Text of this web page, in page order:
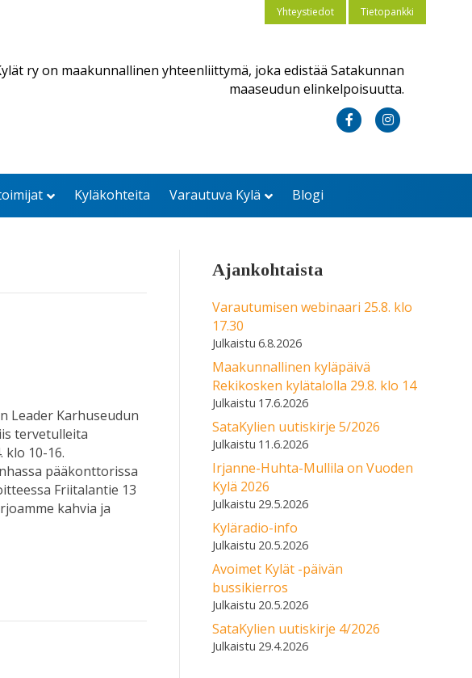
Yhteystiedot Tietopankki
ry on maakunnallinen yhteenliittymä, joka edistää Satakunnan
maaseudun elinkelpoisuutta.
c
b
k
s
a
Kyläkohteita Varautuva Kylä Blogi
Leader Karhuseudun
tervetulleita
10-16.
pääkonttorissa
Friitalantie 13
kahvia ja
Ajankohtaista
Varautumisen webinaari 25.8. klo
17.30
6.8.2026
Maakunnallinen kyläpäivä
Rekikosken kylätalolla 29.8. klo 14
17.6.2026
SataKylien uutiskirje 5/2026
11.6.2026
Irjanne-Huhta-Mullila on Vuoden
Kylä 2026
29.5.2026
Kyläradio-info
20.5.2026
Avoimet Kylät -päivän
bussikierros
20.5.2026
SataKylien uutiskirje 4/2026
29.4.2026